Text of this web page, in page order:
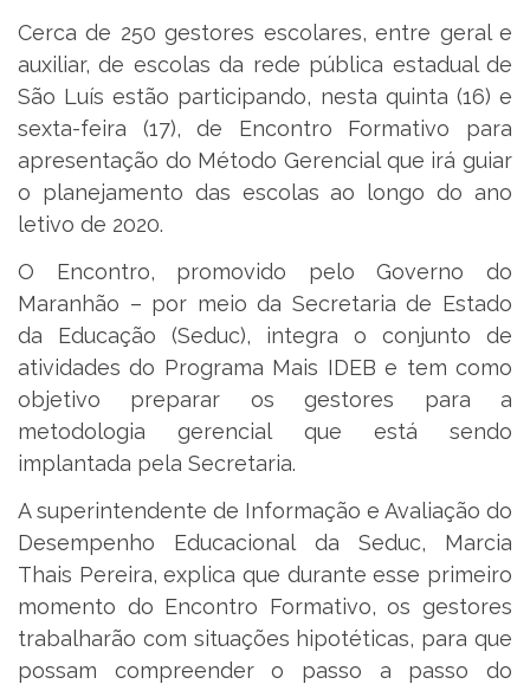
Cerca de 250 gestores escolares, entre geral e
auxiliar, de escolas da rede pública estadual de
São Luís estão participando, nesta quinta (16) e
sexta-feira (17), de Encontro Formativo para
apresentação do Método Gerencial que irá guiar
o planejamento das escolas ao longo do ano
letivo de 2020.
O Encontro, promovido pelo Governo do
Maranhão – por meio da Secretaria de Estado
da Educação (Seduc), integra o conjunto de
atividades do Programa Mais IDEB e tem como
objetivo preparar os gestores para a
metodologia gerencial que está sendo
implantada pela Secretaria.
A superintendente de Informação e Avaliação do
Desempenho Educacional da Seduc, Marcia
Thais Pereira, explica que durante esse primeiro
momento do Encontro Formativo, os gestores
trabalharão com situações hipotéticas, para que
possam compreender o passo a passo do